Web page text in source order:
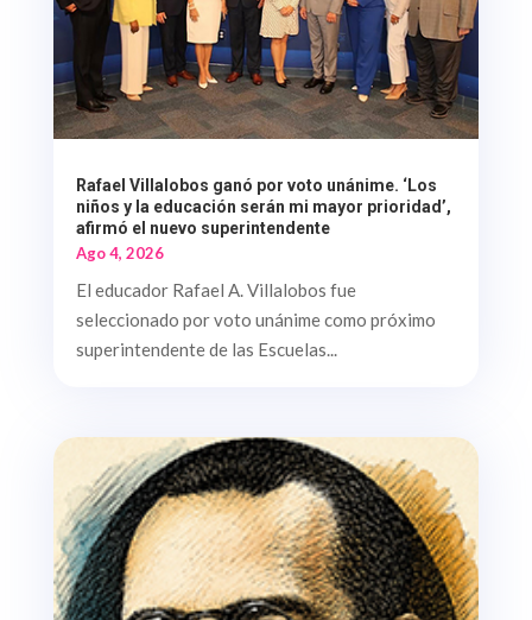
Rafael Villalobos ganó por voto unánime. ‘Los
niños y la educación serán mi mayor prioridad’,
afirmó el nuevo superintendente
Ago 4, 2026
El educador Rafael A. Villalobos fue
seleccionado por voto unánime como próximo
superintendente de las Escuelas...